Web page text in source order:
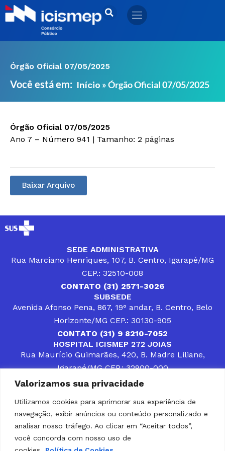
Valorizamos sua privacidade
Utilizamos cookies para aprimorar sua experiência de
navegação, exibir anúncios ou conteúdo personalizado e
analisar nosso tráfego. Ao clicar em “Aceitar todos”,
você concorda com nosso uso de
Ir
para
Órgão Oficial 07/05/2025
Você está em: Início »Órgão Oficial 07/05/2025
Órgão Oficial 07/05/2025
Ano 7 – Número 941 | Tamanho: 2 páginas
Baixar Arquivo
SEDE ADMINISTRATIVA
Rua Marciano Henriques, 107, B. Centro, Igarapé/MG
CEP.: 32510-008
CONTATO (31) 2571-3026
SUBSEDE
Avenida Afonso Pena, 867, 19° andar, B. Centro, Belo
Horizonte/MG CEP.: 30130-905
CONTATO (31) 9 8210-7052
HOSPITAL ICISMEP 272 JOIAS
Rua Maurício Guimarães, 420, B. Madre Liliane,
Igarapé/MG CEP.: 32900-000
CONTATOS (31) 3512-4400 ou (31) 9 8309-8660
DESENVOLVER SOLUÇÕES, AÇÕES E SERVIÇOS
PÚBLICOS QUE COMPLEMENTEM A ASSISTÊNCIA À
POPULAÇÃO DA REGIÃO EM QUE ATUA, SENDO
PARCEIRO DOS MUNICÍPIOS CONSORCIADOS NA
SOLUÇÃO DE DIFICULDADES ENFRENTADAS POR
GESTORES MUNICIPAIS, É O COMPROMISSO DO
ICISMEP.